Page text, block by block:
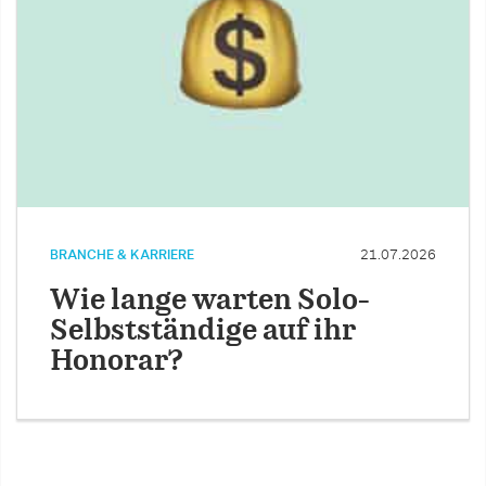
BRANCHE & KARRIERE 21.07.2026
Wie lange warten Solo-
Selbstständige auf ihr
Honorar?